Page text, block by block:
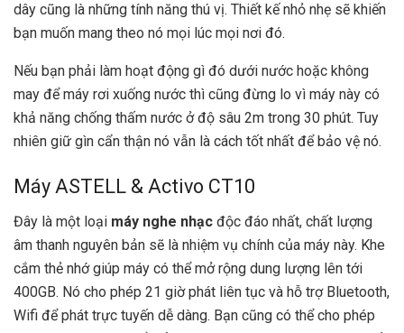
dây cũng là những tính năng thú vị. Thiết kế nhỏ nhẹ sẽ khiến
bạn muốn mang theo nó mọi lúc mọi nơi đó.
Nếu bạn phải làm hoạt động gì đó dưới nước hoặc không
may để máy rơi xuống nước thì cũng đừng lo vì máy này có
khả năng chống thấm nước ở độ sâu 2m trong 30 phút. Tuy
nhiên giữ gìn cẩn thận nó vẫn là cách tốt nhất để bảo vệ nó.
Máy ASTELL & Activo CT10
Đây là một loại máy nghe nhạc độc đáo nhất, chất lượng
âm thanh nguyên bản sẽ là nhiệm vụ chính của máy này. Khe
cắm thẻ nhớ giúp máy có thể mở rộng dung lượng lên tới
400GB. Nó cho phép 21 giờ phát liên tục và hỗ trợ Bluetooth,
Wifi để phát trực tuyến dễ dàng. Bạn cũng có thể cho phép